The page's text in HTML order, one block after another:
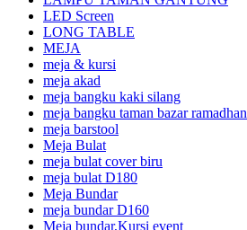
LED Screen
LONG TABLE
MEJA
meja & kursi
meja akad
meja bangku kaki silang
meja bangku taman bazar ramadhan
meja barstool
Meja Bulat
meja bulat cover biru
meja bulat D180
Meja Bundar
meja bundar D160
Meja bundar,Kursi event